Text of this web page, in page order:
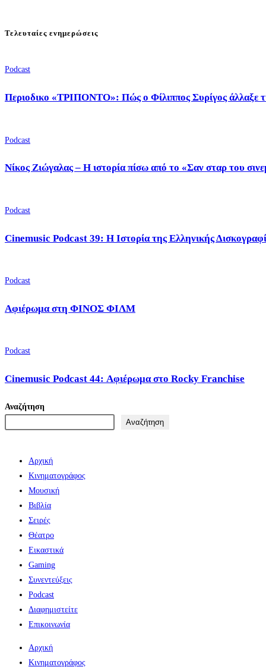
Τελευταίες ενημερώσεις
Podcast
Περιοδικο «ΤΡΙΠΟΝΤΟ»: Πώς ο Φίλιππος Συρίγος άλλαξε
Podcast
Νίκος Ζιώγαλας – Η ιστορία πίσω από το «Σαν σταρ του
Podcast
Cinemusic Podcast 39: Η Ιστορία της Ελληνικής
Podcast
Αφιέρωμα στη ΦΙΝΟΣ ΦΙΛΜ
Podcast
Cinemusic Podcast 44: Αφιέρωμα στο Rocky Franchise
Αναζήτηση
Αναζήτηση
Αρχική
Κινηματογράφος
Μουσική
Βιβλία
Σειρές
Θέατρο
Εικαστικά
Gaming
Συνεντεύξεις
Podcast
Διαφημιστείτε
Επικοινωνία
Αρχική
Κινηματογράφος